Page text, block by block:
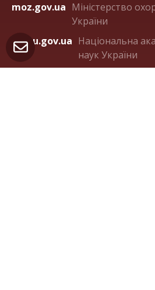
moz.gov.ua Міністерство
України
amnu.gov.ua Національна
наук України